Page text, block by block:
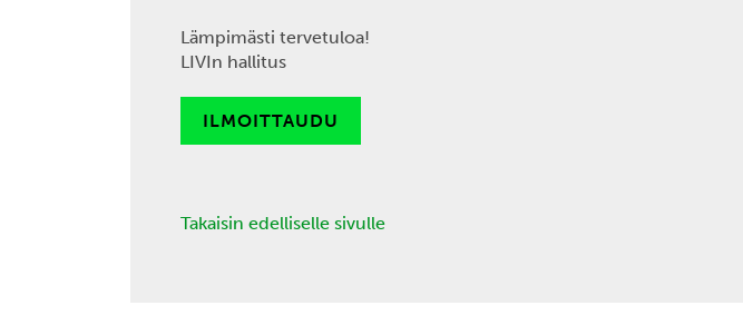
Lämpimästi tervetuloa!
LIVIn hallitus
ILMOITTAUDU
Takaisin edelliselle sivulle